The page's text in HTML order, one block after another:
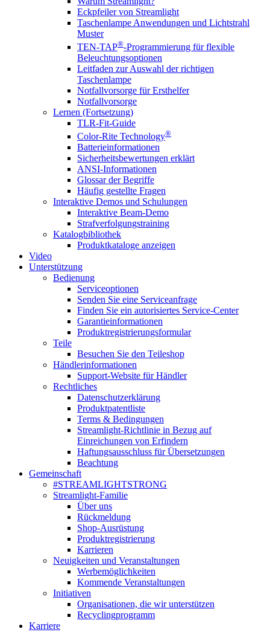
Eckpfeiler von Streamlight
Taschenlampe Anwendungen und Lichtstrahl
Muster
TEN-TAP®-Programmierung für flexible
Beleuchtungsoptionen
Leitfaden zur Auswahl der richtigen
Taschenlampe
Notfallvorsorge für Ersthelfer
Notfallvorsorge
Lernen (Fortsetzung)
TLR-Fit-Guide
Color-Rite Technology®
Batterieinformationen
Sicherheitsbewertungen erklärt
ANSI-Informationen
Glossar der Begriffe
Häufig gestellte Fragen
Interaktive Demos und Schulungen
Interaktive Beam-Demo
Strafverfolgungstraining
Katalogbibliothek
Produktkataloge anzeigen
Video
Unterstützung
Bedienung
Serviceoptionen
Senden Sie eine Serviceanfrage
Finden Sie ein autorisiertes Service-Center
Garantieinformationen
Produktregistrierungsformular
Teile
Besuchen Sie den Teileshop
Händlerinformationen
Support-Website für Händler
Rechtliches
Datenschutzerklärung
Produktpatentliste
Terms & Bedingungen
Streamlight-Richtlinie in Bezug auf
Einreichungen von Erfindern
Haftungsausschluss für Übersetzungen
Beachtung
Gemeinschaft
#STREAMLIGHTSTRONG
Streamlight-Familie
Über uns
Rückmeldung
Shop-Ausrüstung
Produktregistrierung
Karrieren
Neuigkeiten und Veranstaltungen
Werbemöglichkeiten
Kommende Veranstaltungen
Initiativen
Organisationen, die wir unterstützen
Recyclingprogramm
Karriere